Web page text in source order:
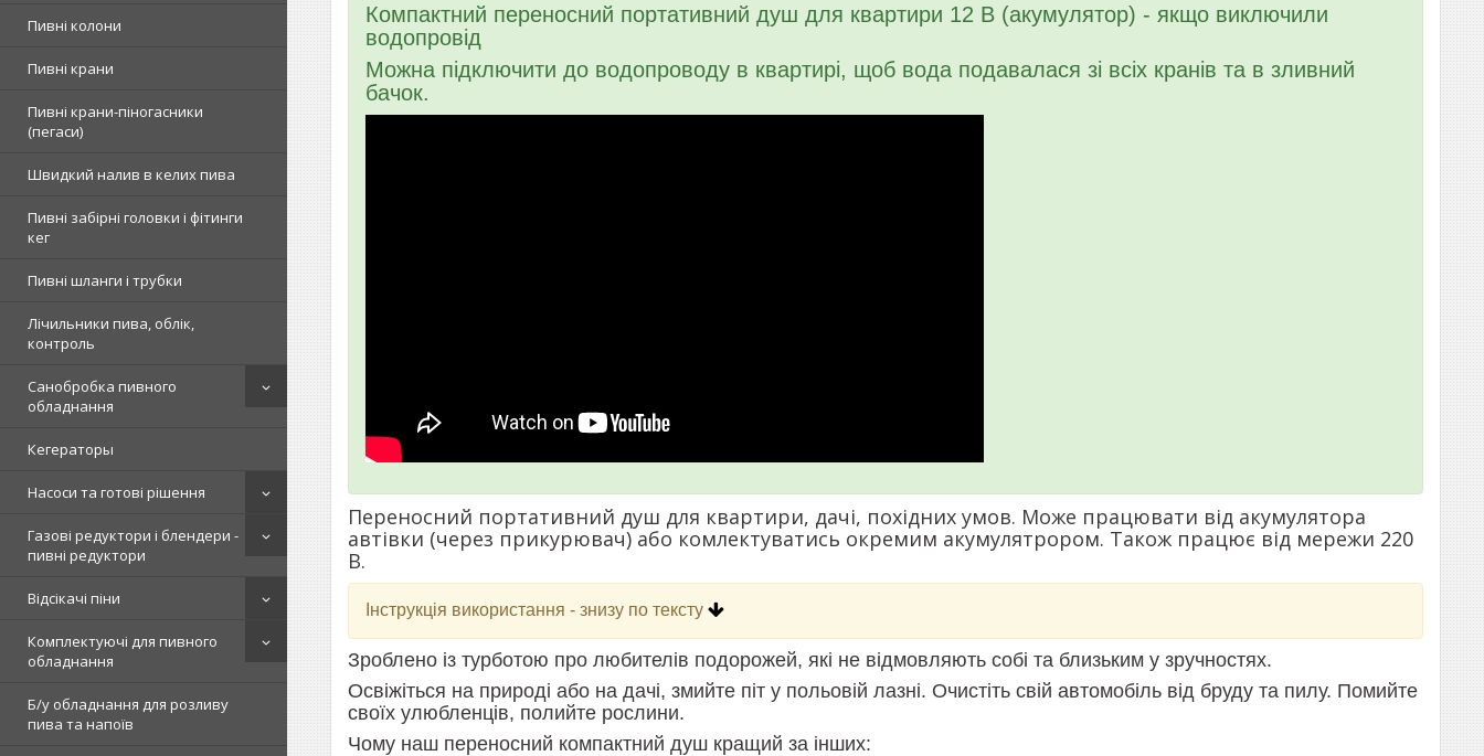
Пивні колони
Пивні крани
Пивні крани-піногасники
(пегаси)
Швидкий налив в келих пива
Пивні забірні головки і фітинги
кег
Пивні шланги і трубки
Лічильники пива, облік,
контроль
Санобробка пивного
обладнання
Кегераторы
Насоси та готові рішення
Газові редуктори і блендери -
пивні редуктори
Відсікачі піни
Комплектуючі для пивного
обладнання
Б/у обладнання для розливу
пива та напоїв
Компактний переносний портативний душ для квартири 12 В (акумулятор) - якщо виключили
водопровід
Можна підключити до водопроводу в квартирі, щоб вода подавалася зі всіх кранів та в зливний
бачок.
Переносний портативний душ для квартири, дачі, похідних умов. Може працювати від акумулятора
автівки (через прикурювач) або комлектуватись окремим акумулятрором. Також працює від мережи 220
В.
Інструкція використання - знизу по тексту
Зроблено із турботою про любителів подорожей, які не відмовляють собі та близьким у зручностях.
Освіжіться на природі або на дачі, змийте піт у польовій лазні. Очистіть свій автомобіль від бруду та пилу. Помийте
своїх улюбленців, полийте рослини.
Чому наш переносний компактний душ кращий за інших: